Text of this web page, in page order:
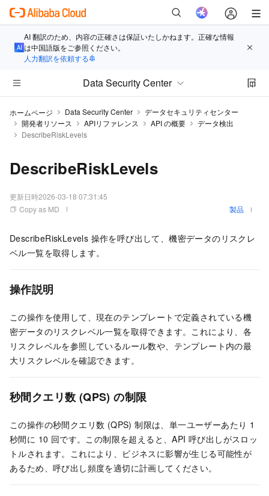
AI 翻訳のため、内容の正確さは保証いたしかねます。正確な情報
は中国語版をご参照ください。
人力翻訳を依頼する
Data Security Center
ホームページ Data Security Center
データセキュリティセンター
開発者リソース
APIリファレンス API の概要
データ検出
DescribeRiskLevels
DescribeRiskLevels
更新日時2026-03-18 07:31:45
Copy as MD
製品
DescribeRiskLevels 操作を呼び出して、機密データのリスクレ
ベル一覧を取得します。
操作説明
この操作を使用して、現在のテンプレートで定義されている機
密データのリスクレベル一覧を取得できます。これにより、各
リスクレベルを参照しているルール数や、テンプレート内の最
大リスクレベルを確認できます。
秒間クエリ数 (QPS) の制限
この操作の秒間クエリ数 (QPS) 制限は、単一ユーザーあたり 1
秒間に 10 回です。この制限を超えると、API 呼び出しがスロッ
トルされます。これにより、ビジネスに影響が生じる可能性が
あるため、呼び出し頻度を適切に計画してください。